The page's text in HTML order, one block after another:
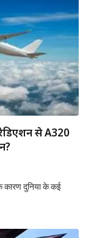
से A320
कारण दुनिया के कई